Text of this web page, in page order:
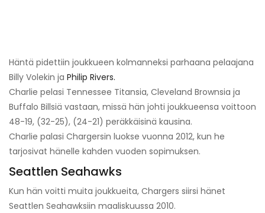
Häntä pidettiin joukkueen kolmanneksi parhaana pelaajana
Billy Volekin ja Philip Rivers.
Charlie pelasi Tennessee Titansia, Cleveland Brownsia ja
Buffalo Billsiä vastaan, missä hän johti joukkueensa voittoon
48-19, (32-25), (24-21) peräkkäisinä kausina.
Charlie palasi Chargersin luokse vuonna 2012, kun he
tarjosivat hänelle kahden vuoden sopimuksen.
Seattlen Seahawks
Kun hän voitti muita joukkueita, Chargers siirsi hänet
Seattlen Seahawksiin maaliskuussa 2010.